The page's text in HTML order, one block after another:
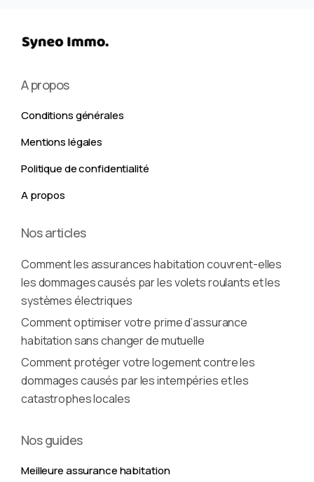
A propos
Conditions générales
Mentions légales
Politique de confidentialité
A propos
Nos articles
Comment les assurances habitation couvrent-elles
les dommages causés par les volets roulants et les
systèmes électriques
Comment optimiser votre prime d’assurance
habitation sans changer de mutuelle
Comment protéger votre logement contre les
dommages causés par les intempéries et les
catastrophes locales
Nos guides
Meilleure assurance habitation